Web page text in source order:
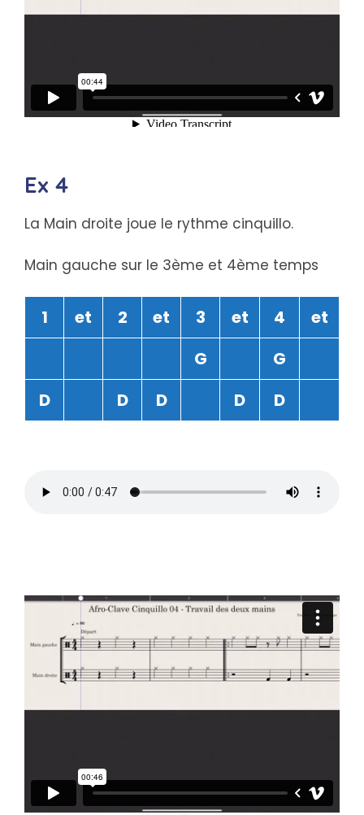
Ex 4
La Main droite joue le rythme cinquillo.
Main gauche sur le 3ème et 4ème temps
1 et 2 et 3 et 4
et
G
G
D
D D D D